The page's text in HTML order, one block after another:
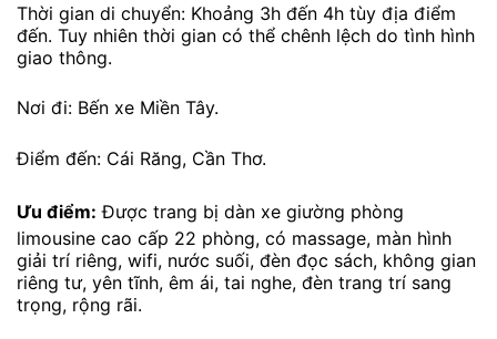
Thời gian di chuyển: Khoảng 3h đến 4h tùy địa điểm
đến. Tuy nhiên thời gian có thể chênh lệch do tình hình
giao thông.
Nơi đi: Bến xe Miền Tây.
Điểm đến: Cái Răng, Cần Thơ.
Ưu điểm: Được trang bị dàn xe giường phòng
limousine cao cấp 22 phòng, có massage, màn hình
giải trí riêng, wifi, nước suối, đèn đọc sách, không gian
riêng tư, yên tĩnh, êm ái, tai nghe, đèn trang trí sang
trọng, rộng rãi.